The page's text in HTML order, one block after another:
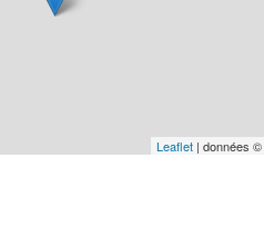
Leaflet| données ©